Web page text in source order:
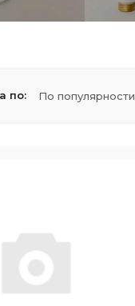
по: По популярности